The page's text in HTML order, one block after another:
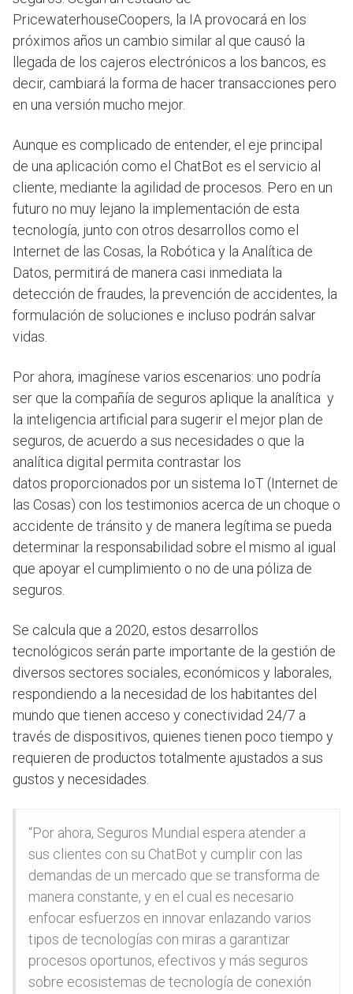
PricewaterhouseCoopers, la IA provocará en los
próximos años un cambio similar al que causó la
llegada de los cajeros electrónicos a los bancos, es
decir, cambiará la forma de hacer transacciones pero
en una versión mucho mejor.
Aunque es complicado de entender, el eje principal
de una aplicación como el ChatBot es el servicio al
cliente, mediante la agilidad de procesos. Pero en un
futuro no muy lejano la implementación de esta
tecnología, junto con otros desarrollos como el
Internet de las Cosas, la Robótica y la Analítica de
Datos, permitirá de manera casi inmediata la
detección de fraudes, la prevención de accidentes, la
formulación de soluciones e incluso podrán salvar
vidas.
Por ahora, imagínese varios escenarios: uno podría
ser que la compañía de seguros aplique la analítica y
la inteligencia artificial para sugerir el mejor plan de
seguros, de acuerdo a sus necesidades o que la
analítica digital permita contrastar los
datos proporcionados por un sistema IoT (Internet de
las Cosas) con los testimonios acerca de un choque o
accidente de tránsito y de manera legítima se pueda
determinar la responsabilidad sobre el mismo al igual
que apoyar el cumplimiento o no de una póliza de
seguros.
Se calcula que a 2020, estos desarrollos
tecnológicos serán parte importante de la gestión de
diversos sectores sociales, económicos y laborales,
respondiendo a la necesidad de los habitantes del
mundo que tienen acceso y conectividad 24/7 a
través de dispositivos, quienes tienen poco tiempo y
requieren de productos totalmente ajustados a sus
gustos y necesidades.
“Por ahora, Seguros Mundial espera atender a
sus clientes con su ChatBot y cumplir con las
demandas de un mercado que se transforma de
manera constante, y en el cual es necesario
enfocar esfuerzos en innovar enlazando varios
tipos de tecnologías con miras a garantizar
procesos oportunos, efectivos y más seguros
sobre ecosistemas de tecnología de conexión